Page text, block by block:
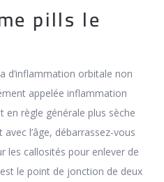
pills le
d’inflammation orbitale non
appelée inflammation
en règle générale plus sèche
l’âge, débarrassez-vous
les callosités pour enlever de
le point de jonction de deux